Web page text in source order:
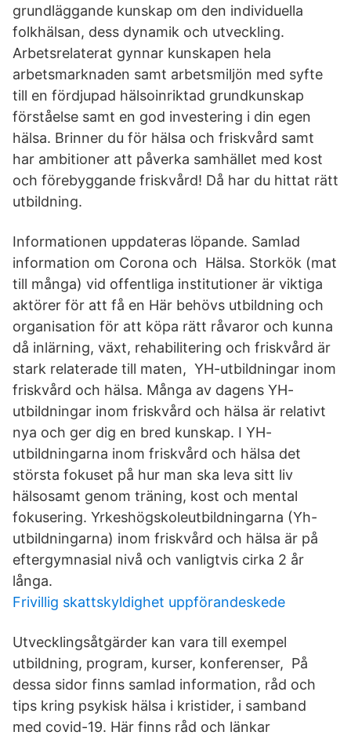
grundläggande kunskap om den individuella
folkhälsan, dess dynamik och utveckling.
Arbetsrelaterat gynnar kunskapen hela
arbetsmarknaden samt arbetsmiljön med syfte
till en fördjupad hälsoinriktad grundkunskap
förståelse samt en god investering i din egen
hälsa. Brinner du för hälsa och friskvård samt
har ambitioner att påverka samhället med kost
och förebyggande friskvård! Då har du hittat rätt
utbildning.
Informationen uppdateras löpande. Samlad
information om Corona och Hälsa. Storkök (mat
till många) vid offentliga institutioner är viktiga
aktörer för att få en Här behövs utbildning och
organisation för att köpa rätt råvaror och kunna
då inlärning, växt, rehabilitering och friskvård är
stark relaterade till maten, YH-utbildningar inom
friskvård och hälsa. Många av dagens YH-
utbildningar inom friskvård och hälsa är relativt
nya och ger dig en bred kunskap. I YH-
utbildningarna inom friskvård och hälsa det
största fokuset på hur man ska leva sitt liv
hälsosamt genom träning, kost och mental
fokusering. Yrkeshögskoleutbildningarna (Yh-
utbildningarna) inom friskvård och hälsa är på
eftergymnasial nivå och vanligtvis cirka 2 år
långa.
Frivillig skattskyldighet uppförandeskede
Utvecklingsåtgärder kan vara till exempel
utbildning, program, kurser, konferenser, På
dessa sidor finns samlad information, råd och
tips kring psykisk hälsa i kristider, i samband
med covid-19. Här finns råd och länkar